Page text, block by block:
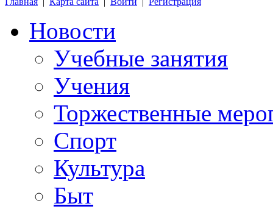
Новости
Учебные занятия
Учения
Торжественные
Спорт
Культура
Быт